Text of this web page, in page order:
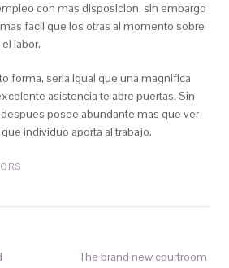
con mas disposicion, sin embargo
facil que los otras al momento sobre
labor.
forma, seri­a igual que una magnifica
asistencia te abre puertas. Sin
posee abundante mas que ver
individuo aporta al trabajo.
The brand new courtroom